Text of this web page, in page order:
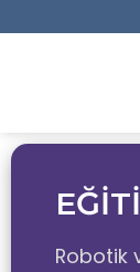
Robotik